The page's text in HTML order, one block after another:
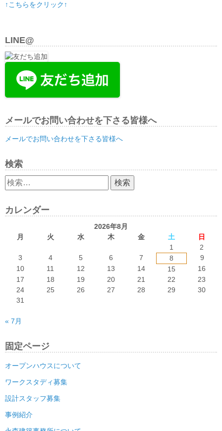
↑こちらをクリック↑
LINE@
メールでお問い合わせを下さる皆様へ
メールでお問い合わせを下さる皆様へ
検索
検
索:
カレンダー
2026年8月
月
火 水 木 金 土
日
1
2
3
4 5 6 7 8
9
10
11 12 13 14 15
16
17
18 19 20 21 22
23
24
25 26 27 28 29
30
31
« 7月
固定ページ
オープンハウスについて
ワークスタディ募集
設計スタッフ募集
事例紹介